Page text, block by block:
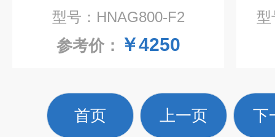
型号：HNAG800-F2
参考价： ￥4250
型
首页 上一页 下